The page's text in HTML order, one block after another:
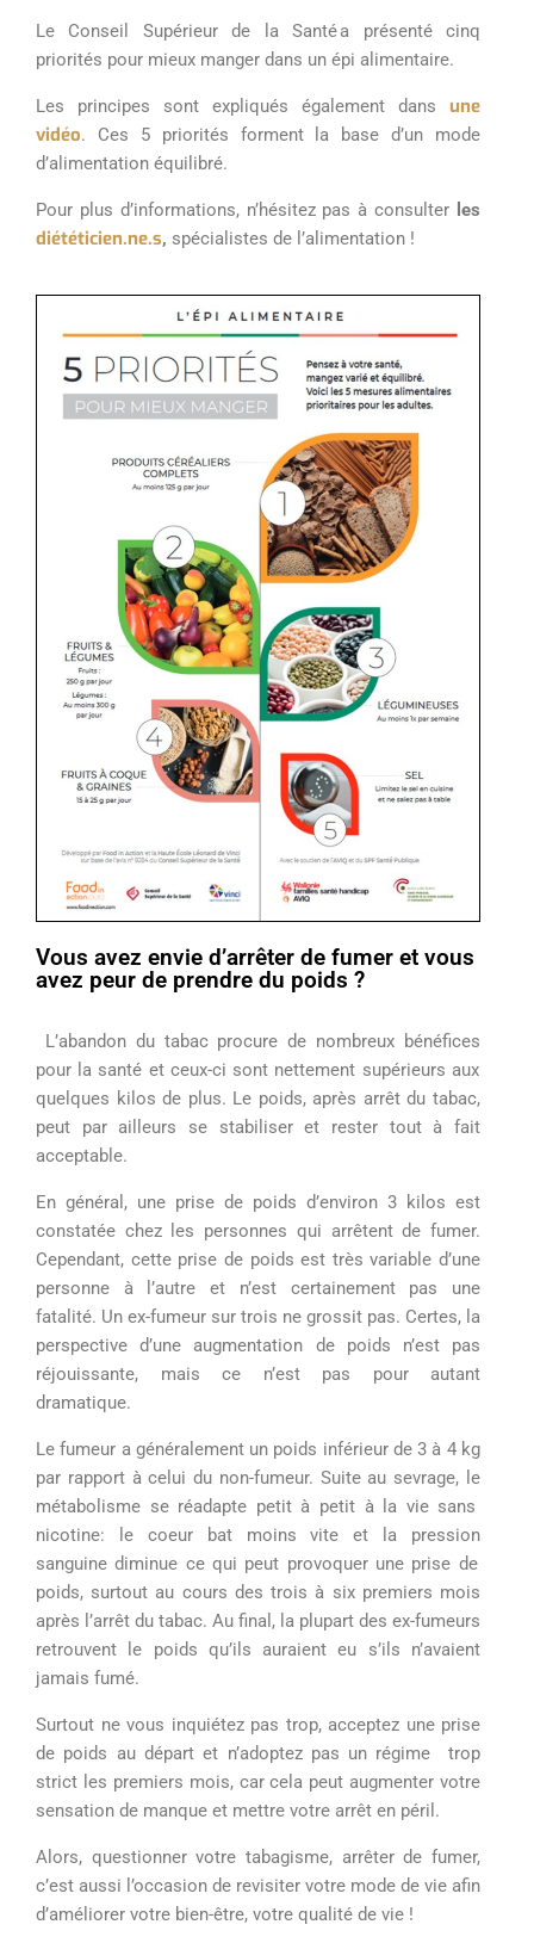
L e Conseil Supérieur de la Santéa présentécinq
priorités pour mieux manger dans un épi alimentaire.
Les principes sont expliqués également dans une
vidéo. Ces 5 priorités forment la base d’un mode
d’alimentation équilibré.
Pour plus d’informations, n’hésitezpas àconsulter les
diététicien.ne.s, spécialistes de l’alimentation !
Vous avez envie d’arrêter de fumer et vous
avez peur de prendre du poids ?
L’abandondu tabac procure de nombreux bénéfices
pour la santé et ceux-ci sont nettement supérieurs aux
quelques kilos de plus. Le poids, après arrêt dutabac,
peut par ailleurs se stabiliseret rester toutà fait
acceptable.
En général , une prise de poids d’environ 3 kilos est
constatée chezles personnes qui arrêtentdefumer.
Cependant, cetteprise de poids est très variable d’une
personne à l’autre et n’est certainementpas une
fatalité. Un ex-fumeur sur trois ne grossit pas. Certes, la
perspective d’une augmentation de poids n’estpas
réjouissante, mais ce n’estpas pour autant
dramatique.
Lefumeur a généralement un poids inférieur de 3 à 4 kg
par rapport àcelui du non-fumeur. Suite au sevrage, le
métabolisme se réadapte petit à petit à la viesans
nicotine:
lecoeur bat moins vite et la pression
sanguinediminue ce qui peut provoquer une prise de
poids, surtout au cours destrois à sixpremiers mois
après l’arrêt du tabac. Au final , la plupart des ex-fumeurs
retrouvent
le poids qu’ils auraient eu s’ils
n’avaient
jamais fumé.
Surtout ne vous inquiétezpas trop, acceptez uneprise
de poids au départet n’adoptezpas un régimetrop
strict les premiers mois, car cela peut augmenter votre
sensation de manque et mettre votre arrêt en péril .
Alors, questionner votre tabagisme, arrêter de fumer,
c’est aussi l’occasion de revisiter votre mode de vie afin
d’améliorer votre bien-être, votre qualité de vie !